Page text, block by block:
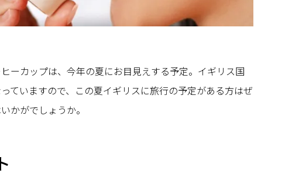
ーカップは、今年の夏にお目見えする予定。イギリス国
ていますので、この夏イギリスに旅行の予定がある方はぜ
かがでしょうか。